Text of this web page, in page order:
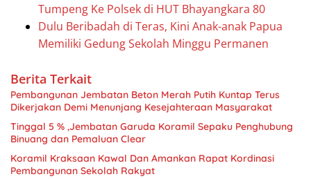
Tumpeng Ke Polsek di HUT Bhayangkara 80
Dulu Beribadah di Teras, Kini Anak-anak Papua
Memiliki Gedung Sekolah Minggu Permanen
Berita Terkait
Pembangunan Jembatan Beton Merah Putih Kuntap Terus
Dikerjakan Demi Menunjang Kesejahteraan Masyarakat
Tinggal 5 % ,Jembatan Garuda Koramil Sepaku Penghubung
Binuang dan Pemaluan Clear
Koramil Kraksaan Kawal Dan Amankan Rapat Kordinasi
Pembangunan Sekolah Rakyat